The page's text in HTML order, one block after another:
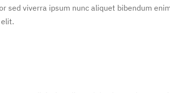
sed viverra ipsum nunc aliquet bibendum